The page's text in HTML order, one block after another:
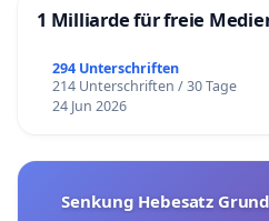
1 Milliarde für freie
294 Unterschriften
214 Unterschriften / 30 Tage
24 Jun 2026
Senkung Hebesatz